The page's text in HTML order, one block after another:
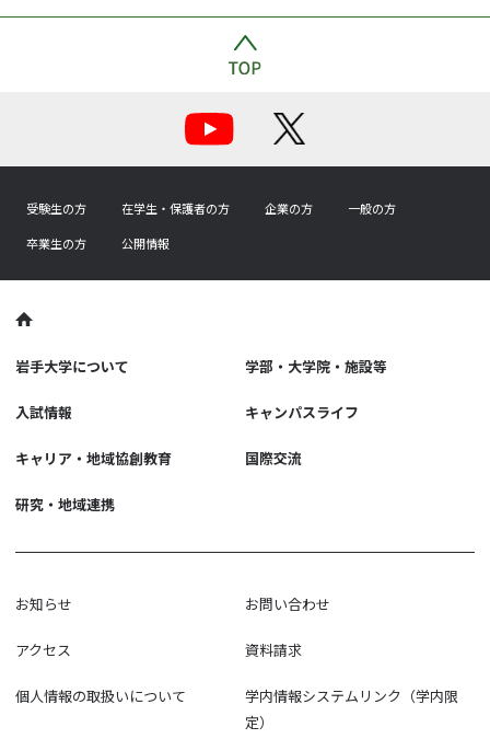
受験生の方 在学生・保護者の方 企業の方
一般の方
卒業生の方
公開情報
岩手大学について 学部・大学院・施設等
入試情報 キャンパスライフ
キャリア・地域協創教育 国際交流
研究・地域連携
お知らせ お問い合わせ
アクセス 資料請求
個人情報の取扱いについて
学内情報システムリンク（学内限
定）